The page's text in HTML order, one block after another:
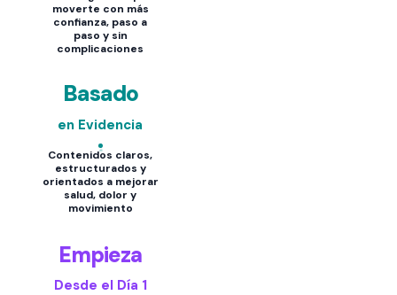
moverte con más
confianza, paso a
paso y sin
complicaciones
Basado
en Evidencia
Contenidos claros,
estructurados y
orientados a mejorar
salud, dolor y
movimiento
Empieza
Desde el Día 1